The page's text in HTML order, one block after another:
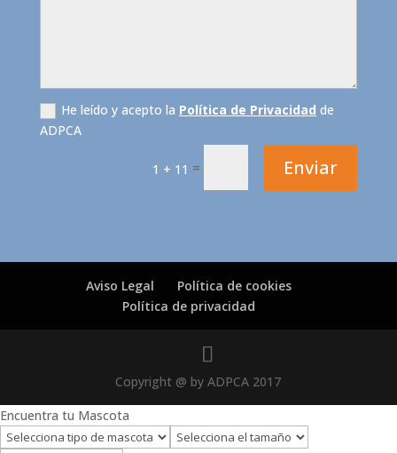
He leído y acepto la Política de Privacidad de
ADPCA
1 + 11 = Enviar
Aviso Legal
Política de cookies
Política de privacidad
Copyright @ by ADPCA 2017
Encuentra tu Mascota